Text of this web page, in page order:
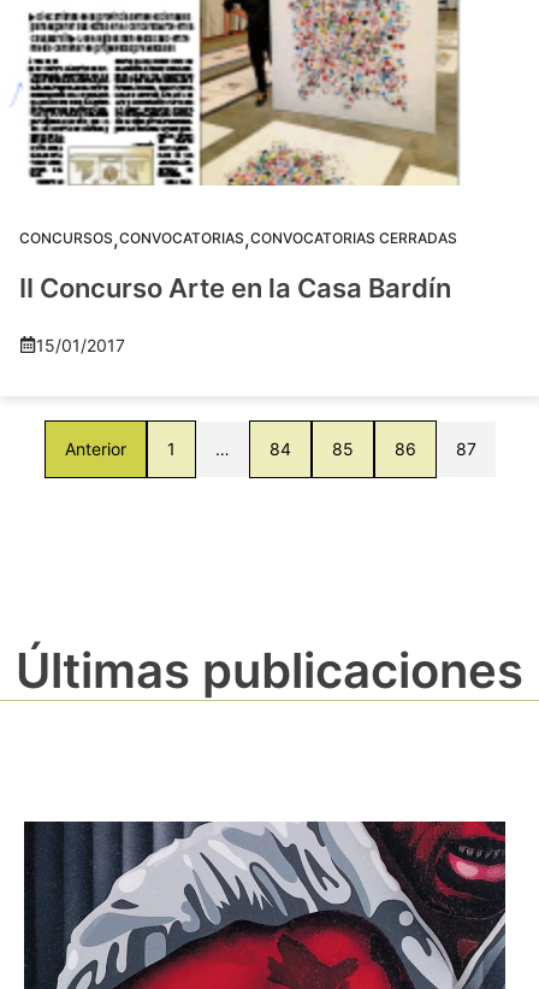
CONCURSOS,CONVOCATORIAS,CONVOCATORIAS CERRADAS
II Concurso Arte en la Casa Bardín
15/01/2017
Anterior 1 … 84 85 86 87
Últimas publicaciones